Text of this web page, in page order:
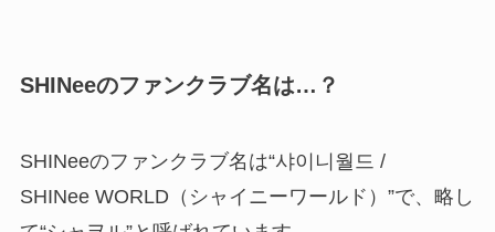
SHINeeのファンクラブ名は…？
SHINeeのファンクラブ名は“샤이니월드 /
SHINee WORLD （シャイニーワールド）”で、略し